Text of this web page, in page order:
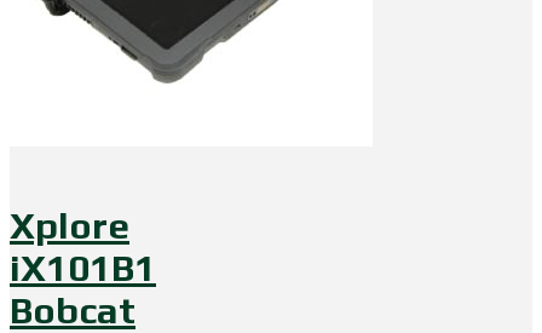
Xplore
iX101B1
Bobcat